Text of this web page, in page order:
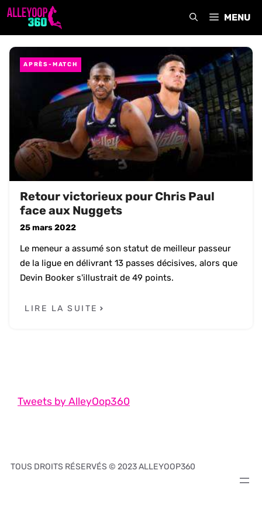
Aller
MENU
APRÈS-MATCH
Retour victorieux pour Chris Paul
face aux Nuggets
25 mars 2022
Le meneur a assumé son statut de meilleur passeur
de la ligue en délivrant 13 passes décisives, alors que
Devin Booker s'illustrait de 49 points.
LIRE LA SUITE
Tweets by AlleyOop360
TOUS DROITS RÉSERVÉS © 2023 ALLEYOOP360